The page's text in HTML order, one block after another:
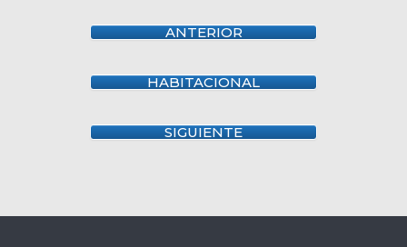
ANTERIOR
HABITACIONAL
SIGUIENTE